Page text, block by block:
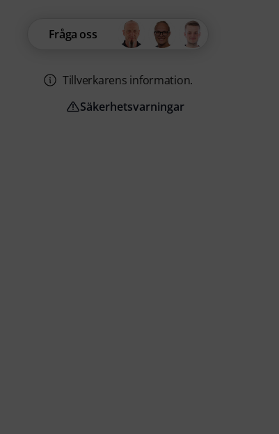
Fråga oss
Tillverkarens information.
Säkerhetsvarningar